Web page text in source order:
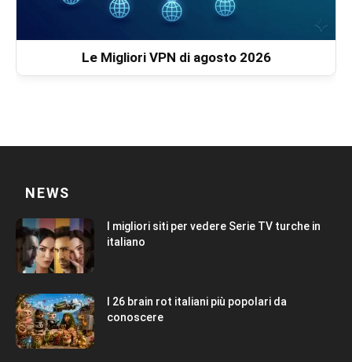
Le Migliori VPN di agosto 2026
NEWS
I migliori siti per vedere Serie TV turche in
italiano
I 26 brain rot italiani più popolari da
conoscere